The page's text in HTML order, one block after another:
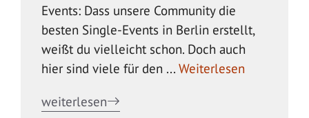
Events: Dass unsere Community die
besten Single-Events in Berlin erstellt,
weißt du vielleicht schon. Doch auch
hier sind viele für den ... Weiterlesen
weiterlesen